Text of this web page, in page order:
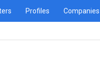
Profiles Companies